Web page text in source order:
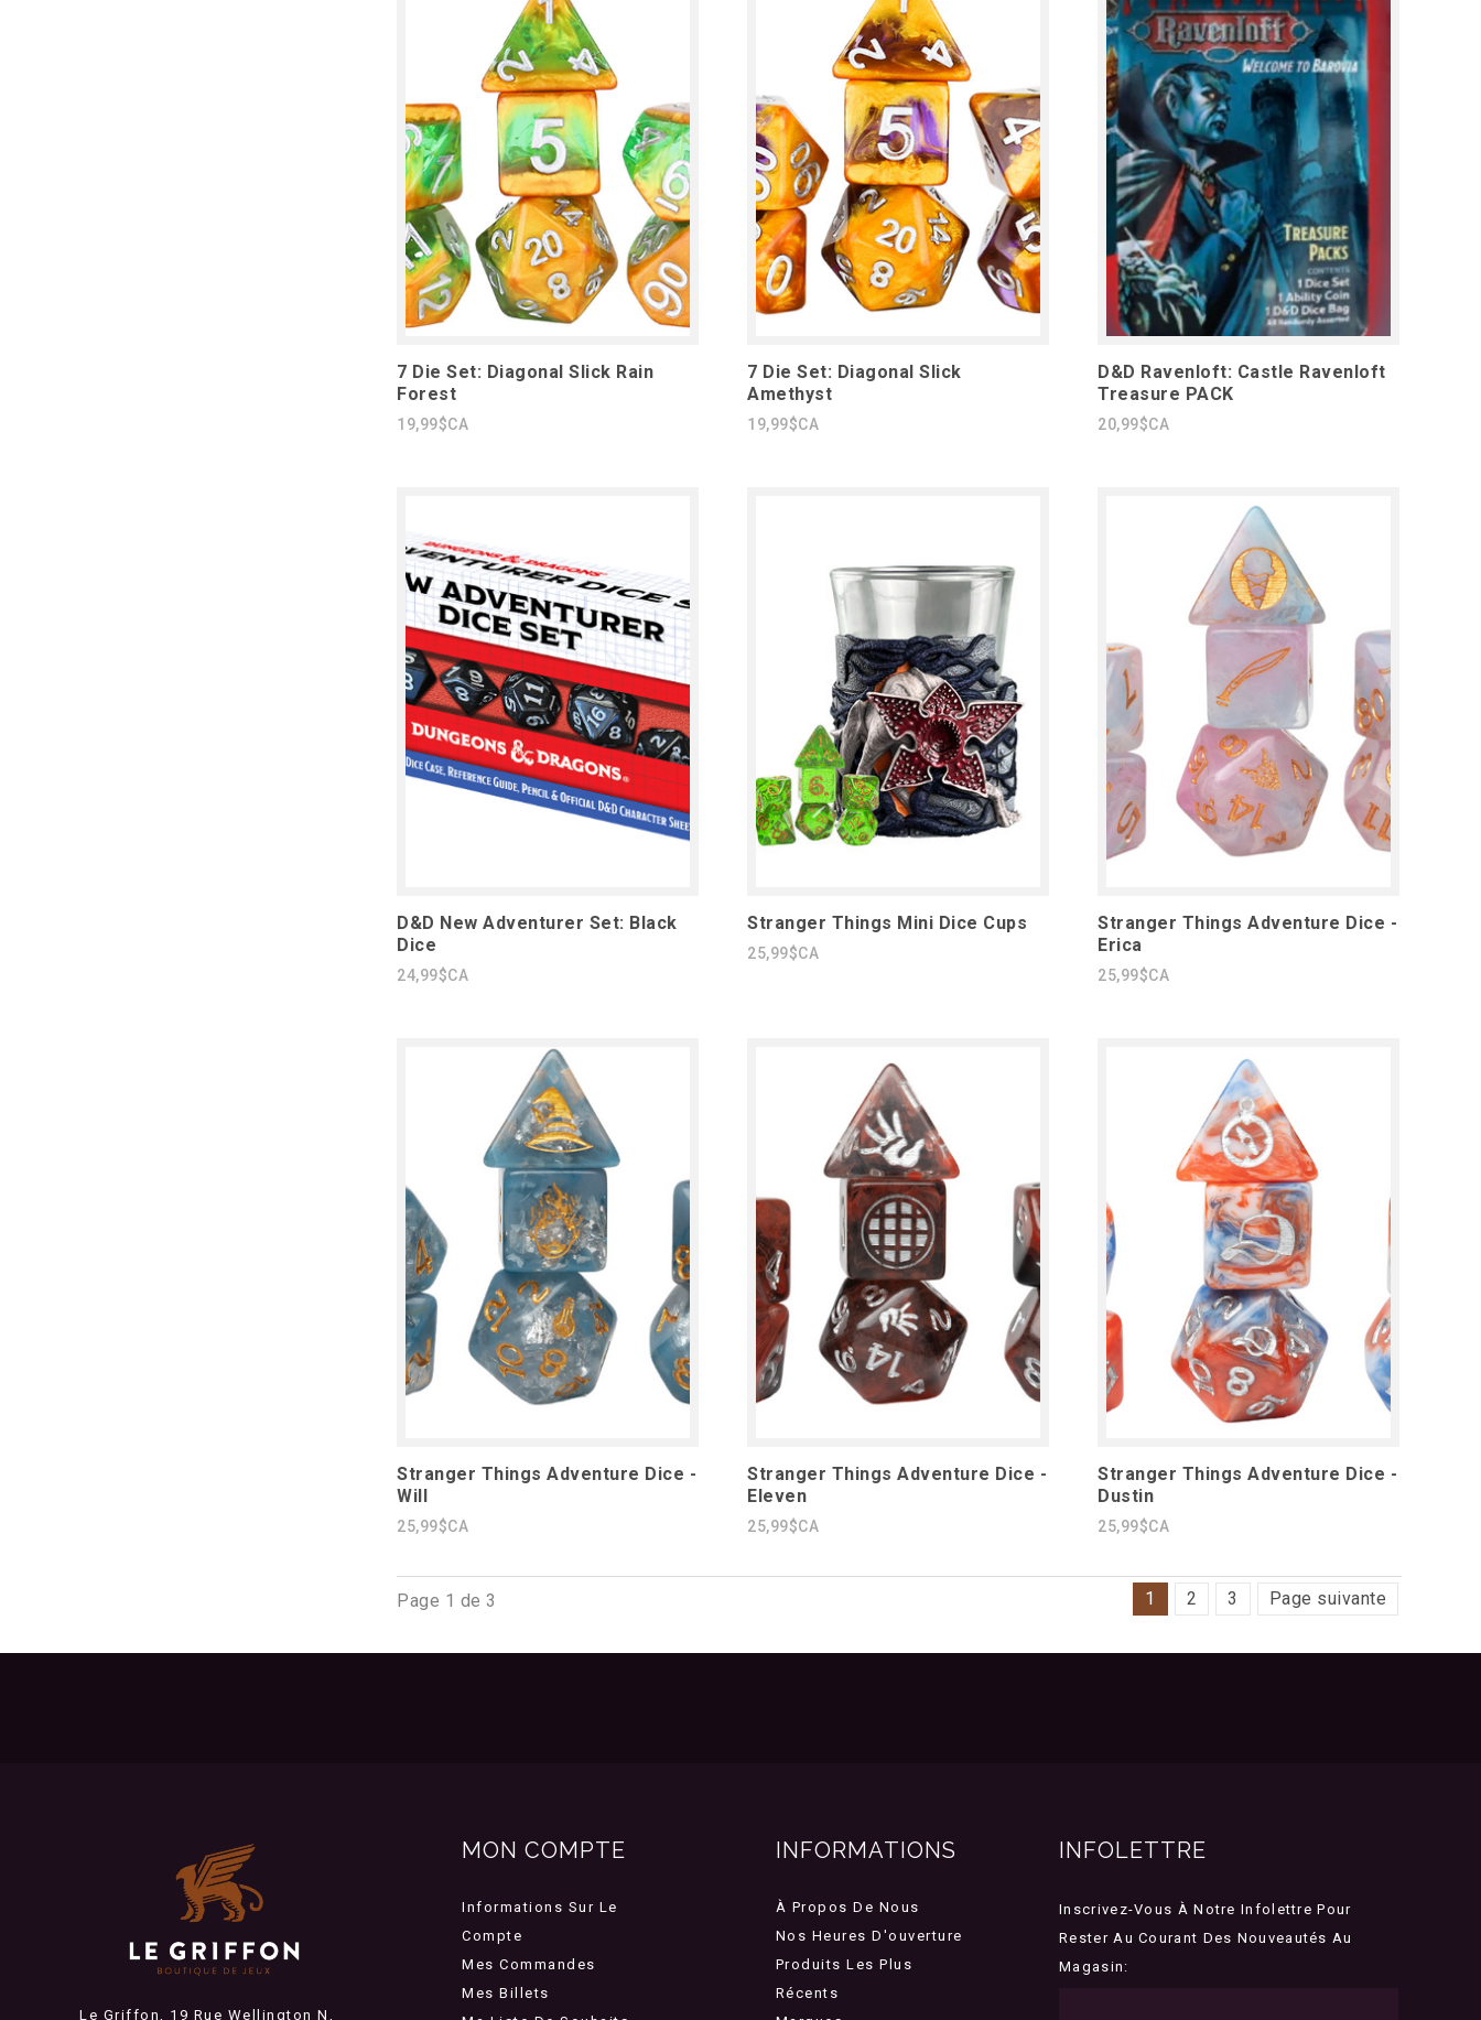
7 Die Set: Diagonal Slick Rain
Forest
19,99$CA
7 Die Set: Diagonal Slick
Amethyst
19,99$CA
D&D Ravenloft: Castle Ravenloft
Treasure PACK
20,99$CA
D&D New Adventurer Set: Black
Dice
24,99$CA
Stranger Things Mini Dice Cups
25,99$CA
Stranger Things Adventure Dice -
Erica
25,99$CA
Stranger Things Adventure Dice -
Will
25,99$CA
Stranger Things Adventure Dice -
Eleven
25,99$CA
Stranger Things Adventure Dice -
Dustin
25,99$CA
Page 1 de 3 1 2 3 Page suivante
Le Griffon, 19 Rue Wellington N,
MON COMPTE
Informations Sur Le
Compte
Mes Commandes
Mes Billets
INFORMATIONS
À Propos De Nous
Nos Heures D'ouverture
Produits Les Plus
Récents
INFOLETTRE
Inscrivez-Vous À Notre Infolettre Pour
Rester Au Courant Des Nouveautés Au
Magasin: